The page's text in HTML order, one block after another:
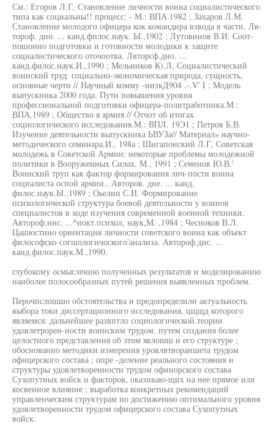
См.: Егоров Л.Г. Становление личности воина социалистического
типа как социальны!! процесс: - М.: ВПА.1982 ; Захаров Л.М.
Становление молодого офицера кок командира взвода в части. Лв-
тороф. дио. ... канд.фплос.наук. Ы.,1902 ; Лутовинов В.И. Соот-
пошонио подготовки и готовности молодики к защите
социалистического оточоотва. Лвторсф.дно. ...
канд.филос.наук.И.,1990 ; Мельников К).Л, Социалистический
воинский труд: социально-экономическая природа, сущность,
основные черти // Научный комму -низкД904 .-.V' I ; Модель
выпускника 2000 года. Пути повышения уровня
профессиональной подготовки офицера-политработника.М.:
ВПА,1989 ; Общество я армия // Отчот об итогах
социологического исследования.М.: ВПЛ. 19Э1 ; Петров Б,В.
Изучение деятельности выпускника ЬВУЗа// Материал» научно-
методического семинара.И., 198а ; Шигапонский Л.Г, Советская
молодежь в Советской Армии: некоторые проблемы молодежной
политики в Вооруженных Силах. М., 1991 ; Семенов Ю.В.'
Воинский труп как фактор формирования лич-пости воина
социалиста оспой армии.. Авторов. дне. ... канд.
филос.наук.Ы.,1989 ; Оьелин С.И. Формирование
психологической структура боевой деятельности у воинов
специалистов в ходе изучения современной военной техники.
Автороф.инс. ...^иокт.психол, наук,М. ,1984 ; Чесноков В.Л.
Цашюстиио ориентация личности советского воина как объект
философско-согшологичоского'анализа. Автороф.дис. ...
канд.филос.паук.М.,1990.
глубокому осмыслению полученных результатов и моделированию
наиболее полосообразных путей решения выявленных проблем.
Перочпслошшо обстоятельства и предопределили актуальность
выбора токи диссертационного исследования, цщщд которого
являемся: дальнейшее развптло социологической.теории
удовлетрорен-ности воинским трудом. путем создания более
целостного представления об этом явлошш и его структуре ;
обоснованно методики измерения уровлвтвораншета трудом
офицерского состава ; опре -деление реального состояния и
структуры удовлетворенности трудом офинорского состава
Сухопутных войск и факторов, оказиваю-щих на нее прямое или
косвенное влияние ; выработка конкретных рекомендаций
управленческим структурам по достижению оптимального уровня
удовлетворенности трудом офицерского состава Сухопутных
войск.